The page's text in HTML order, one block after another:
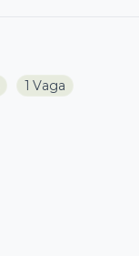
1 Vaga